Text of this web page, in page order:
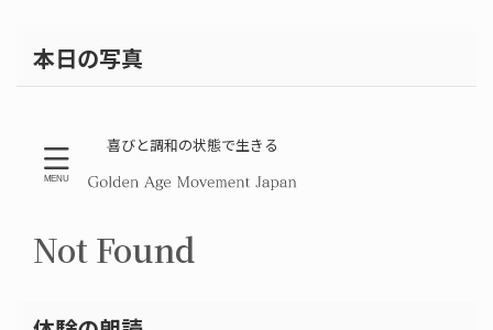
本日の写真